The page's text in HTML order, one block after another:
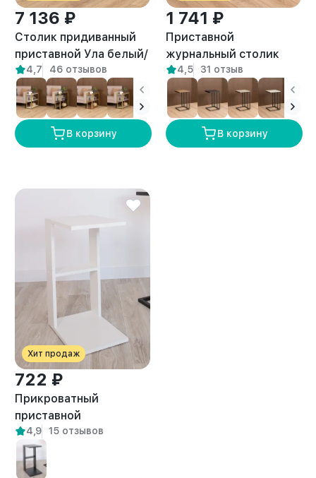
7 136 ₽
Столик придиванный
приставной Ула белый/
амаретто
4,7 46 отзывов
В корзину
1 741 ₽
Приставной
журнальный столик
Римо белый/амаретто
4,5 31 отзыв
В корзину
Хит продаж
722 ₽
Прикроватный
приставной
журнальный столик
Вейна белый
4,9 15 отзывов